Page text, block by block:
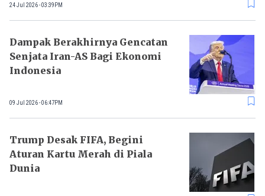
24 Jul 2026 - 03:39PM
Dampak Berakhirnya Gencatan
Senjata Iran-AS Bagi Ekonomi
Indonesia
09 Jul 2026 - 06:47PM
Trump Desak FIFA, Begini
Aturan Kartu Merah di Piala
Dunia